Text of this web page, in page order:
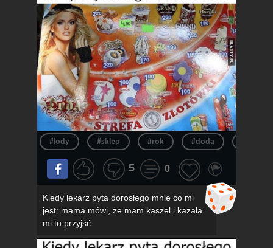
#lody #sklep #rok #doda
5 0
Kiedy lekarz pyta dorosłego mnie co mi
jest: mama mówi, że mam kaszel i kazała
mi tu przyjść